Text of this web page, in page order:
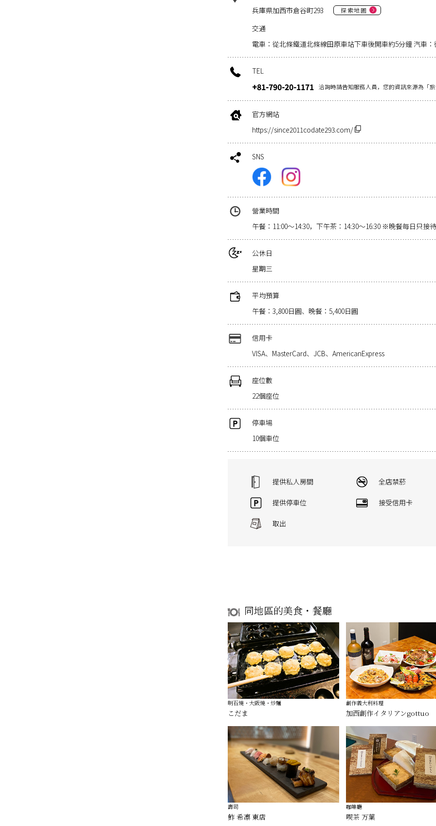
兵庫県加西市倉谷町293
探索地圖
交通
電車：從北條鐵道北條線田原車站下車後開車約5分鐘 汽車
TEL
+81-790-20-1171 洽詢時請告知服務人員，您的資訊來源為「旅
官方網站
https://since2011codate293.com/
SNS
營業時間
午餐：11:00～14:30，下午茶：14:30～16:30 ※晚餐每日只接
公休日
星期三
平均預算
午餐：3,800日圓、晚餐：5,400日圓
信用卡
VISA、MasterCard、JCB、AmericanExpress
座位數
22個座位
停車場
10個車位
提供私人房間 全店禁菸
提供停車位 接受信用卡
取出
同地區的美食・餐廳
明石燒・大阪燒・炒麵
こだま
創作義大利料理
加西創作イタリアンgottuo
壽司
鮓 希凛 東店
咖啡廳
喫茶 万葉